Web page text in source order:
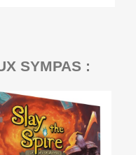
SYMPAS :